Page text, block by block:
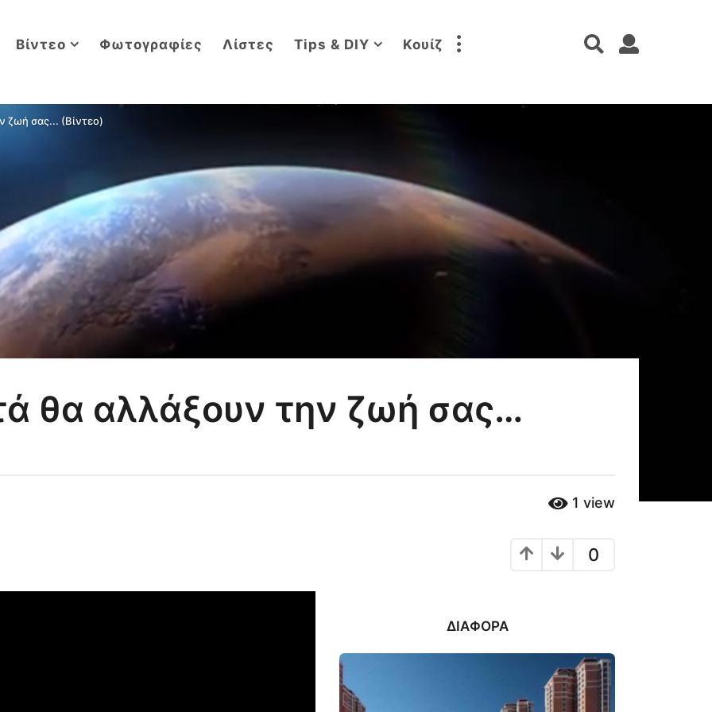
Βίντεο Φωτογραφίες Λίστες Tips & DIY Κουίζ
ζωή σας... (Βίντεο)
θα αλλάξουν την ζωή σας…
1 view
0
ΔΙΆΦΟΡΑ